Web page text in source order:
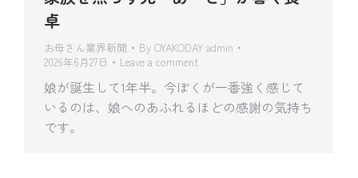
卓
お母さん業界新聞 By OYAKODAY admin
2026年6月27日
Leave a comment
娘が誕生して1年半。今ぼくが一番強く感じて
いるのは、娘へのあふれるほどの感謝の気持ち
です。